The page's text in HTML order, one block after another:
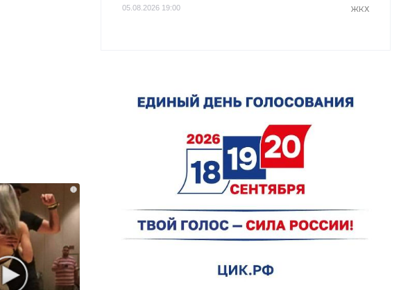
i
05.08.2026 19:00 ЖКХ